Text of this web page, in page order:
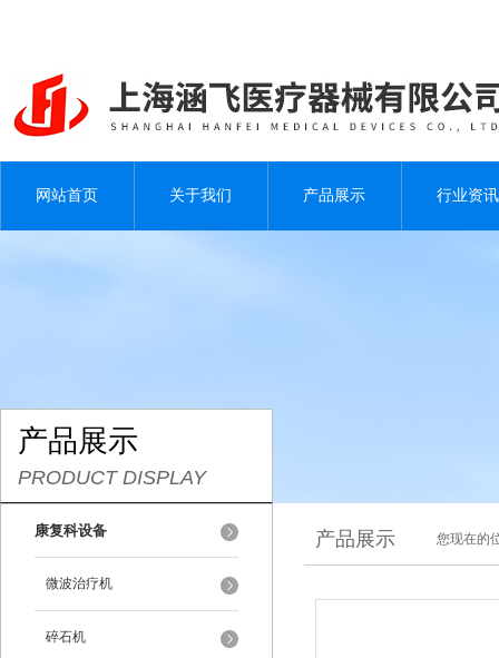
网站首页 关于我们 产品展示 行业资讯
产品展示
PRODUCT DISPLAY
康复科设备
微波治疗机
碎石机
产品展示 您现在的